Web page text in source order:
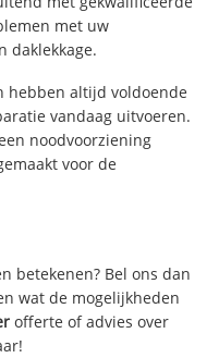
met uw
daklekkage.
hebben altijd voldoende
vandaag uitvoeren.
noodvoorziening
voor de
betekenen? Bel ons dan
wat de mogelijkheden
offerte of advies over